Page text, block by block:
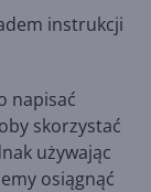
instrukcji
napisać
skorzystać
używając
osiągnąć